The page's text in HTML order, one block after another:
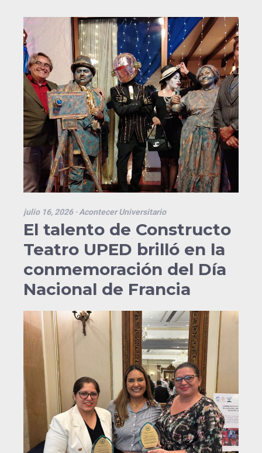
julio 16, 2026· Acontecer Universitario
El talento de Constructo
Teatro UPED brilló en la
conmemoración del Día
Nacional de Francia